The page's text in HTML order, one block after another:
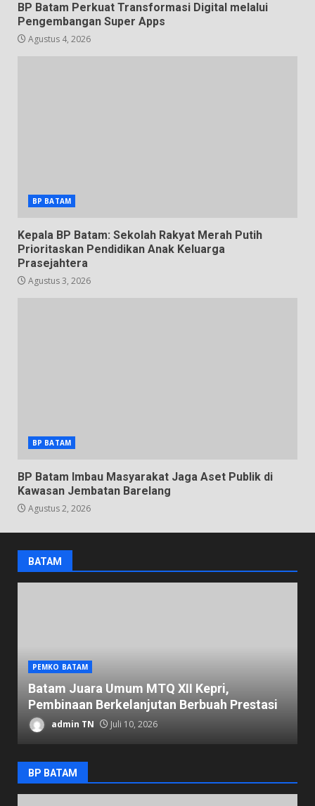
BP Batam Perkuat Transformasi Digital melalui
Pengembangan Super Apps
Agustus 4, 2026
BP BATAM
Kepala BP Batam: Sekolah Rakyat Merah Putih
Prioritaskan Pendidikan Anak Keluarga
Prasejahtera
Agustus 3, 2026
BP BATAM
BP Batam Imbau Masyarakat Jaga Aset Publik di
Kawasan Jembatan Barelang
Agustus 2, 2026
BATAM
PEMKO BATAM
Batam Juara Umum MTQ XII Kepri,
Pembinaan Berkelanjutan Berbuah Prestasi
admin TN Juli 10, 2026
BP BATAM